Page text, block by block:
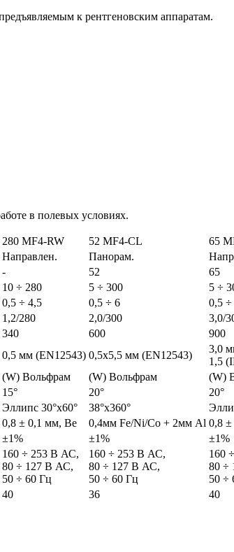
к рентгеновским аппаратам.
в полевых условиях.
280 MF4-RW 52 MF4-CL
65
Направлен. Панорам.
- 52
65
10 ÷ 280 5 ÷ 300
5 ÷
0,5 ÷ 4,5 0,5 ÷ 6
0,5 ÷
1,2/280 2,0/300
3,0/
340 600
900
0,5 мм (EN12543) 0,5x5,5 мм (EN12543)
3,0
1,5
(W) Вольфрам (W) Вольфрам
(W)
15° 20°
20°
Эллипс 30°x60° 38°x360°
0,8 ± 0,1 мм, Ве 0,4мм Fe/Ni/Co + 2мм Al 0,8
±1% ±1% ±1%
160 ÷ 253 В АС,
80 ÷ 127 В АС,
50 ÷ 60 Гц
160 ÷ 253 В АС,
80 ÷ 127 В АС,
50 ÷ 60 Гц
160
80 ÷
50 ÷
40 36 40